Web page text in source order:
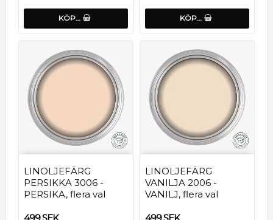
KÖP… KÖP…
LINOLJEFÄRG
PERSIKKA 3006 -
PERSIKA, flera val
LINOLJEFÄRG
VANILJA 2006 -
VANILJ, flera val